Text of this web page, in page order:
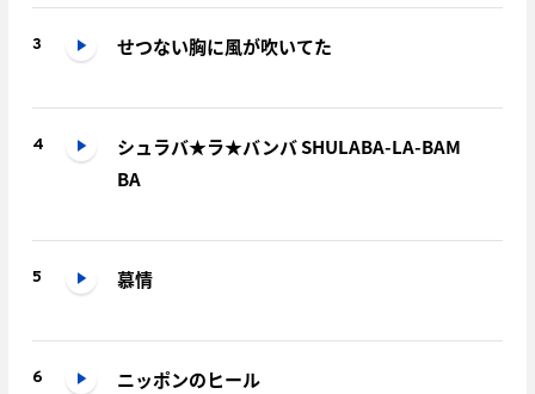
3 せつない胸に風が吹いてた
4
シュラバ★ラ★バンバ SHULABA-LA-BAM
BA
5 慕情
6 ニッポンのヒール